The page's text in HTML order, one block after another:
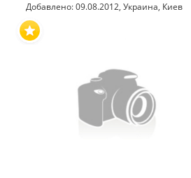
Добавлено: 09.08.2012, Украина, Киев